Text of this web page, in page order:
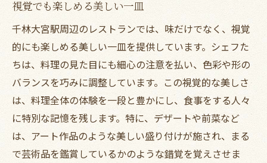
視覚でも楽しめる美しい一皿
千林大宮駅周辺のレストランでは、味だけでなく、視覚
的にも楽しめる美しい一皿を提供しています。シェフた
ちは、料理の見た目にも細心の注意を払い、色彩や形の
バランスを巧みに調整しています。この視覚的な美しさ
は、料理全体の体験を一段と豊かにし、食事をする人々
に特別な記憶を残します。特に、デザートや前菜など
は、アート作品のような美しい盛り付けが施され、まる
で芸術品を鑑賞しているかのような錯覚を覚えさせま